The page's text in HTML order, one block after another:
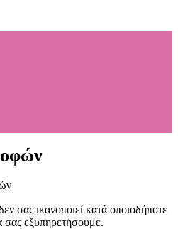
σας ικανοποιεί κατά οποιοδήποτε
σας εξυπηρετήσουμε.